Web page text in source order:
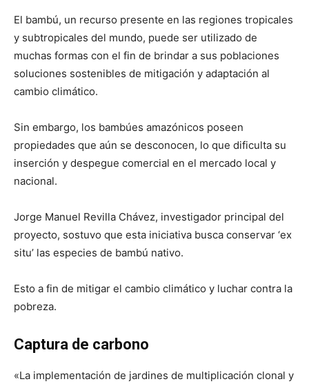
El bambú, un recurso presente en las regiones tropicales
y subtropicales del mundo, puede ser utilizado de
muchas formas con el fin de brindar a sus poblaciones
soluciones sostenibles de mitigación y adaptación al
cambio climático.
Sin embargo, los bambúes amazónicos poseen
propiedades que aún se desconocen, lo que dificulta su
inserción y despegue comercial en el mercado local y
nacional.
Jorge Manuel Revilla Chávez, investigador principal del
proyecto, sostuvo que esta iniciativa busca conservar ‘ex
situ’ las especies de bambú nativo.
Esto a fin de mitigar el cambio climático y luchar contra la
pobreza.
Captura de carbono
«La implementación de jardines de multiplicación clonal y